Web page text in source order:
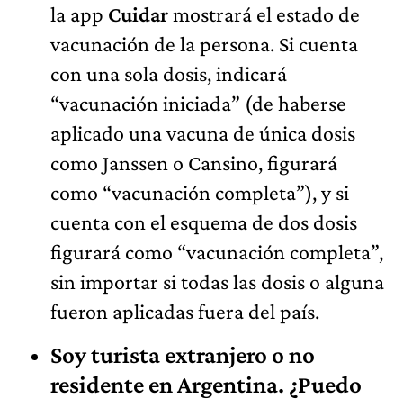
la app Cuidarmostrará el estado de
vacunación de la persona. Si cuenta
con una sola dosis, indicará
“vacunación iniciada” (de haberse
aplicado una vacuna de única dosis
como Janssen o Cansino, figurará
como “vacunación completa”), y si
cuenta con el esquema de dos dosis
figurará como “vacunación completa”,
sin importar si todas las dosis o alguna
fueron aplicadas fuera del país.
Soy turista extranjero o no
residente en Argentina. ¿Puedo